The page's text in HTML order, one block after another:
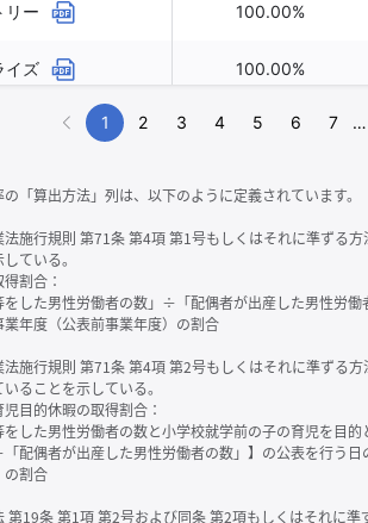
リー 100.00%
イズ 100.00%
1 2 3 4 5 6 7 …
「算出方法」列は、以下のように定義されています。
施行規則 第71条 第4項 第1号もしくはそれに準ずる
ている。
割合：
をした男性労働者の数」÷「配偶者が出産した男性労
年度（公表前事業年度）の割合
施行規則 第71条 第4項 第2号もしくはそれに準ずる
ることを示している。
目的休暇の取得割合：
をした男性労働者の数と小学校就学前の子の育児を目
配偶者が出産した男性労働者の数」】の公表を行う
の割合
第19条 第1項 第2号および同条 第2項もしくはそれに